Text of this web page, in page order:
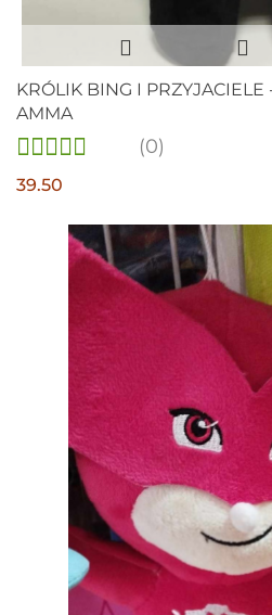
KRÓLIK BING I PRZYJACIELE
AMMA
(0)
39.50